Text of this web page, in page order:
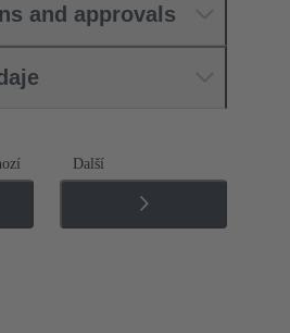
and approvals
Další